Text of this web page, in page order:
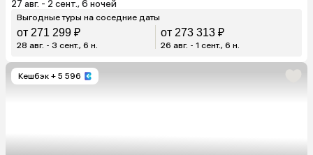
27 авг. - 2 сент., 6 ночей
Выгодные туры на соседние даты
от 271 299 ₽
28 авг. - 3 сент., 6 н.
от 273 313 ₽
26 авг. - 1 сент., 6 н.
Кешбэк + 5 596